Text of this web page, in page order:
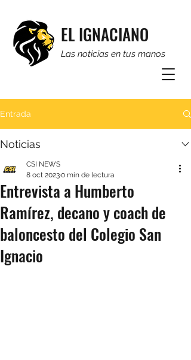
EL IGNACIANO
Las noticias en tus manos
Entrada
Noticias
Entrevista a Humberto
Ramírez, decano y coach de
baloncesto del Colegio San
Ignacio
CSI NEWS
8 oct 20230 min de lectura